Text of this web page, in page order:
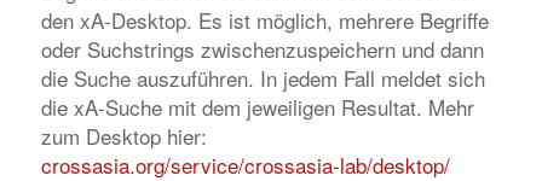
den xA-Desktop. Es ist möglich, mehrere Begriffe
oder Suchstrings zwischenzuspeichern und dann
die Suche auszuführen. In jedem Fall meldet sich
die xA-Suche mit dem jeweiligen Resultat. Mehr
zum Desktop hier:
crossasia.org/service/crossasia-lab/desktop/